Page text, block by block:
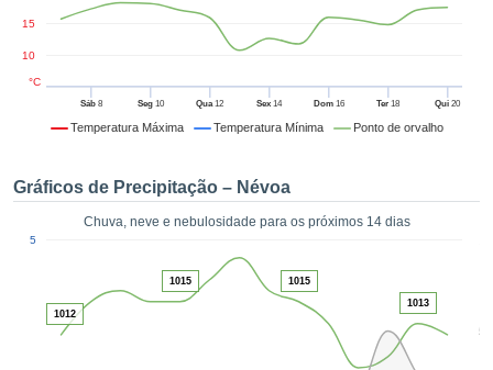
digital
ou
permite-
a nossa
fornecer-
custo.
CONFIGURAÇÕES
Temperatura Máxima Temperatura Mínima Ponto de orvalho
Sáb8 Seg10 Qua12 Sex 14 Dom16 Ter 18 Qui 20
10
15
°C
Gráficos de Precipitação – Névoa
Chuva, neve e nebulosidade para os próximos 14 dias
50
5
1012
1015
1015
1013